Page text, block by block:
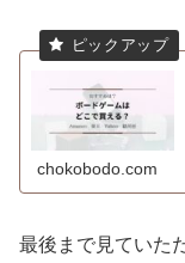
chokobodo.com
最後まで見ていた